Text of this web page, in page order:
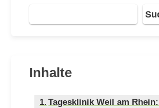
Inhalte
Tagesklinik Weil am